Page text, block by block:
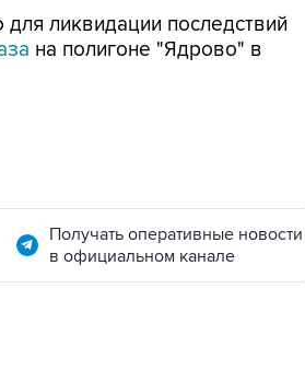
ликвидации последствий
на полигоне "Ядрово" в
Получать оперативные новости
в официальном канале